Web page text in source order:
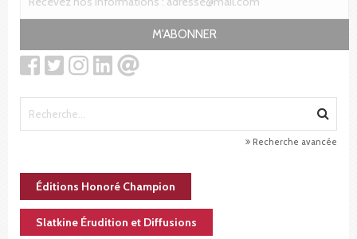
M'ABONNER
Recherche avancée
Éditions Honoré Champion
Slatkine Érudition et Diffusions